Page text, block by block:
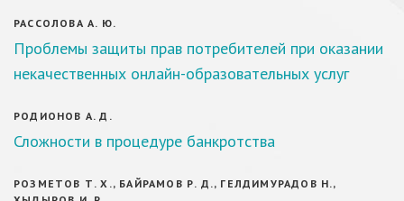
РАССОЛОВА А. Ю.
Проблемы защиты прав потребителей при оказании
некачественных онлайн-образовательных услуг
РОДИОНОВ А. Д.
Сложности в процедуре банкротства
РОЗМЕТОВ Т. Х., БАЙРАМОВ Р. Д., ГЕЛДИМУРАДОВ Н.,